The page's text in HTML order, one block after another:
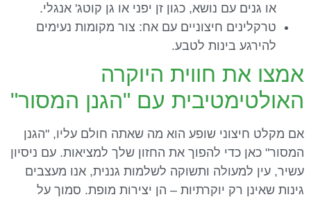
או גנים עם נושא, כגון זן יפני או גן קוטג' אנגלי.
טרקלינים חיצוניים עם אח: צור מקומות נעימים
להירגע בינות לטבע.
אמצו את חווית היוקרה
האולטימטיבית עם "הגנן המסור"
אם מקלט חיצוני שופע הוא מה שאתה חולם עליו, "הגנן
המסור" כאן כדי להפוך את החזון שלך למציאות. עם ניסיון
עשיר, עין למעולה ותשוקה לשלמות גננית, אנו מעצבים
גינות שאינן רק יוקרתיות – הן יצירות מופת. סמוך על